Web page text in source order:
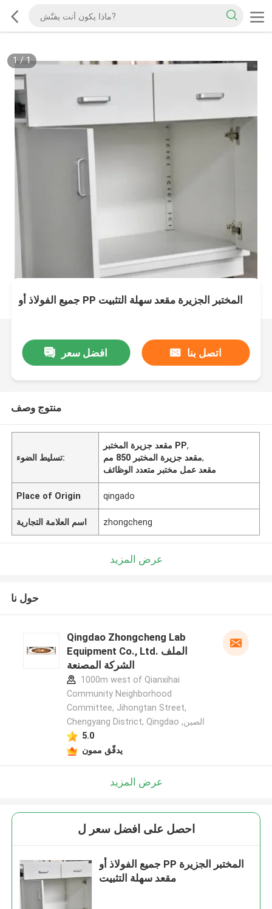
1/1
جميع الفولاذ أو PP المختبر الجزيرة مقعد سهلة التثبيت
افضل سعر اتصل بنا
منتوج وصف
تسليط الضوء:
مقعد جزيرة المختبر PP,
مقعد جزيرة المختبر 850 مم,
مقعد عمل مختبر متعدد الوظائف
Place of Origin qingado
اسم العلامة التجارية zhongcheng
عرض المزيد
حول نا
Qingdao Zhongcheng Lab
Equipment Co., Ltd. الملف
الشركة المصنعة
1000m west of Qianxihai
Community Neighborhood
Committee, Jihongtan Street,
Chengyang District, Qingdao ,الصين
5.0
يدقّق ممون
عرض المزيد
احصل على افضل سعر ل
جميع الفولاذ أو PP المختبر الجزيرة
مقعد سهلة التثبيت